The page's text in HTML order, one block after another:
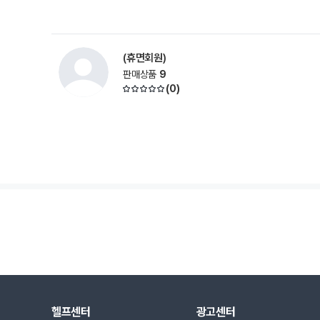
(휴면회원)
판매상품 9
(0)
헬프센터 광고센터